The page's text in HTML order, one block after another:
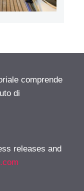
comprende
di
releases and